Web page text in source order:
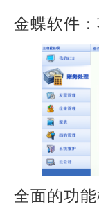
金蝶软件
全面的功